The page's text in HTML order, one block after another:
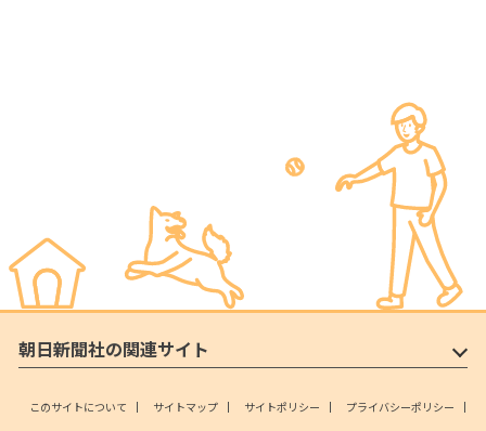
朝日新聞社の関連サイト
このサイトについて サイトマップ サイトポリシー
プライバシーポリシー